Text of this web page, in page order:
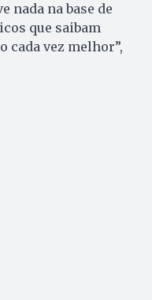
nada na base de
que saibam
cada vez melhor”,